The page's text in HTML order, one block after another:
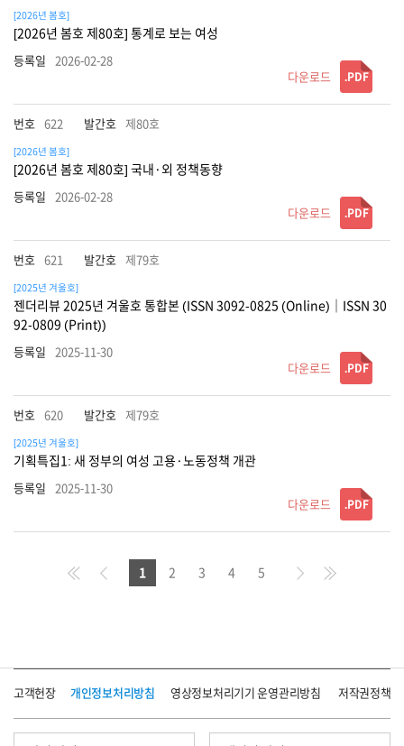
[2026년 봄호]
[2026년 봄호 제80호] 통계로 보는 여성
2026-02-28
.PDF
622 제80호
[2026년 봄호]
[2026년 봄호 제80호] 국내·외 정책동향
2026-02-28
.PDF
621 제79호
[2025년 겨울호]
젠더리뷰 2025년 겨울호 통합본 (ISSN 3092-0825 (Online)｜ISSN 30
92-0809 (Print))
2025-11-30
.PDF
620 제79호
[2025년 겨울호]
기획특집1: 새 정부의 여성 고용·노동정책 개관
2025-11-30
.PDF
First Prev 1 2 3 4 5 Next Last
고객헌장 개인정보처리방침 영상정보처리기기 운영관리방침 저작권정책